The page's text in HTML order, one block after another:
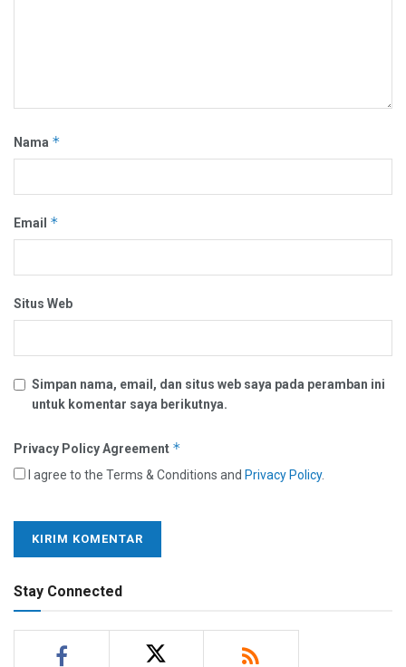
Nama *
Email *
Situs Web
Simpan nama, email, dan situs web saya pada peramban ini
untuk komentar saya berikutnya.
Privacy Policy Agreement *
I agree to the Terms & Conditions and Privacy Policy.
Stay Connected